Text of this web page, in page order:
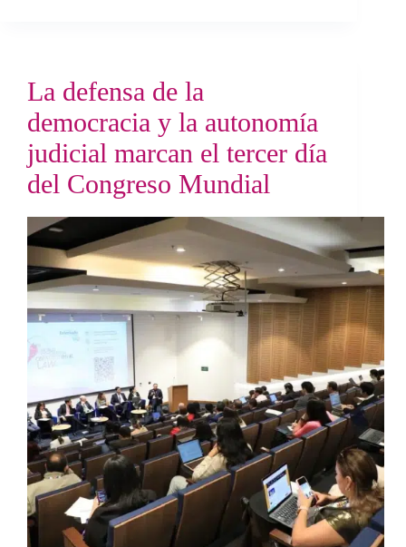
La defensa de la
democracia y la autonomía
judicial marcan el tercer día
del Congreso Mundial